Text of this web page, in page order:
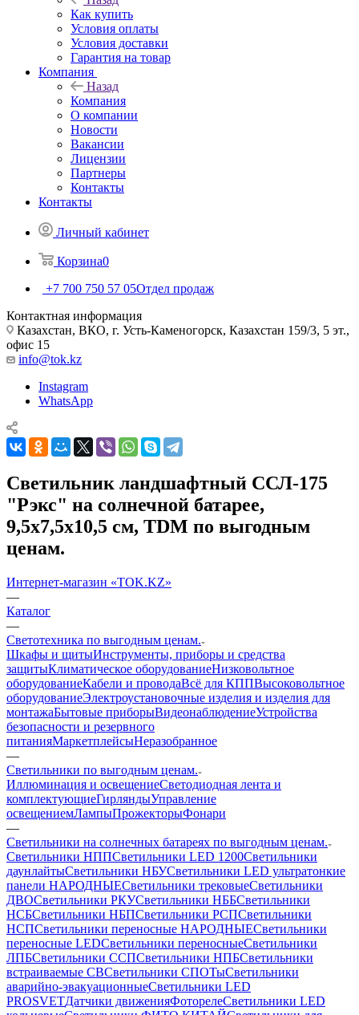
Как купить
Условия оплаты
Условия доставки
Гарантия на товар
Компания
Назад
Компания
О компании
Новости
Вакансии
Лицензии
Партнеры
Контакты
Контакты
Личный кабинет
Корзина0
+7 700 750 57 05Отдел продаж
Контактная информация
Казахстан, ВКО, г. Усть-Каменогорск, Казахстан 159/3, 5 эт.,
офис 15
info@tok.kz
Instagram
WhatsApp
Светильник ландшафтный ССЛ-175
"Рэкс" на солнечной батарее,
9,5х7,5х10,5 см, TDM по выгодным
ценам.
Интернет-магазин «TOK.KZ»
—
Каталог
—
Светотехника по выгодным ценам.
Шкафы и щитыИнструменты, приборы и средства
защитыКлиматическое оборудованиеНизковольтное
оборудованиеКабели и проводаВсё для КППВысоковольтное
оборудованиеЭлектроустановочные изделия и изделия для
монтажаБытовые приборыВидеонаблюдениеУстройства
безопасности и резервного
питанияМаркетплейсыНеразобранное
—
Светильники по выгодным ценам.
Иллюминация и освещениеСветодиодная лента и
комплектующиеГирляндыУправление
освещениемЛампыПрожекторыФонари
—
Светильники на солнечных батареях по выгодным ценам.
Светильники НППСветильники LED 1200Светильники
даунлайтыСветильники НБУСветильники LED ультратонкие
панели НАРОДНЫЕСветильники трековыеСветильники
ДВОСветильники РКУСветильники НББСветильники
НСБСветильники НБПСветильники РСПСветильники
НСПСветильники переносные НАРОДНЫЕСветильники
переносные LEDСветильники переносныеСветильники
ЛПБСветильники ССПСветильники НПБСветильники
встраиваемые СВСветильники СПОТыСветильники
аварийно-эвакуационныеСветильники LED
PROSVETДатчики движенияФоторелеСветильники LED